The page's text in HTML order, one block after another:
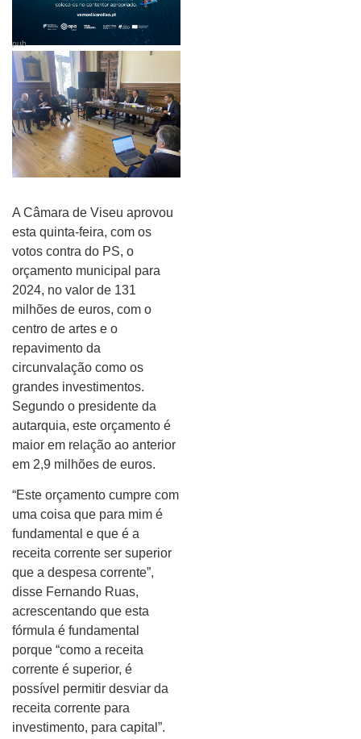
pub
A Câmara de Viseu aprovou
esta quinta-feira, com os
votos contra do PS, o
orçamento municipal para
2024, no valor de 131
milhões de euros, com o
centro de artes e o
repavimento da
circunvalação como os
grandes investimentos.
Segundo o presidente da
autarquia, este orçamento é
maior em relação ao anterior
em 2,9 milhões de euros.
“Este orçamento cumpre com
uma coisa que para mim é
fundamental e que é a
receita corrente ser superior
que a despesa corrente”,
disse Fernando Ruas,
acrescentando que esta
fórmula é fundamental
porque “como a receita
corrente é superior, é
possível permitir desviar da
receita corrente para
investimento, para capital”.